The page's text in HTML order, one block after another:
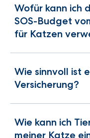
Wofür kann ich
SOS-Budget
für Katzen
Wie sinnvoll ist
Versicherung?
Wie kann ich
meiner Katze